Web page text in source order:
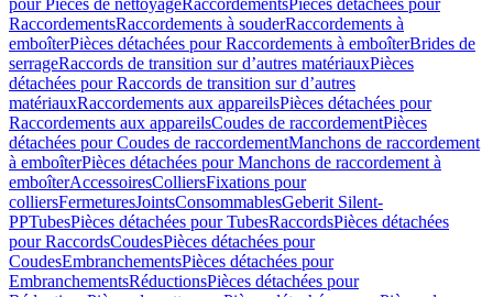
pour Pièces de nettoyageRaccordementsPièces détachées pour
RaccordementsRaccordements à souderRaccordements à
emboîterPièces détachées pour Raccordements à emboîterBrides de
serrageRaccords de transition sur d’autres matériauxPièces
détachées pour Raccords de transition sur d’autres
matériauxRaccordements aux appareilsPièces détachées pour
Raccordements aux appareilsCoudes de raccordementPièces
détachées pour Coudes de raccordementManchons de raccordement
à emboîterPièces détachées pour Manchons de raccordement à
emboîterAccessoiresColliersFixations pour
colliersFermeturesJointsConsommablesGeberit Silent-
PPTubesPièces détachées pour TubesRaccordsPièces détachées
pour RaccordsCoudesPièces détachées pour
CoudesEmbranchementsPièces détachées pour
EmbranchementsRéductionsPièces détachées pour